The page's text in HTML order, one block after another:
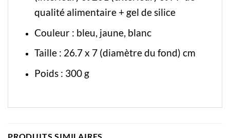
qualité alimentaire + gel de silice
Couleur : bleu, jaune, blanc
Taille : 26.7 x 7 (diamètre du fond) cm
Poids : 300 g